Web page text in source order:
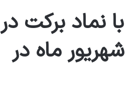
نماد برکت در
پایان معاملات روز سه شنبه 14 شهریور ماه در